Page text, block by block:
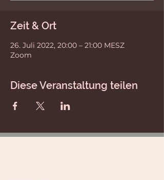
Zeit & Ort
26. Juli 2022, 20:00 – 21:00 MESZ
Zoom
Diese Veranstaltung teilen